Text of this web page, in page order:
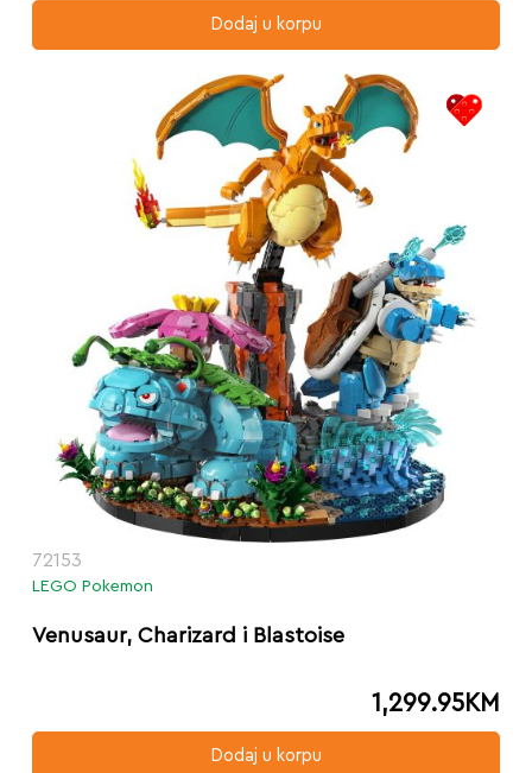
Dodaj u korpu
72153
LEGO Pokemon
Venusaur, Charizard i Blastoise
1,299.95KM
Dodaj u korpu